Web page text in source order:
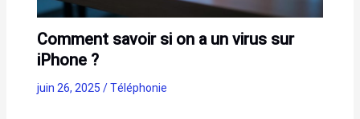
Comment savoir si on a un virus sur
iPhone ?
juin 26, 2025/Téléphonie